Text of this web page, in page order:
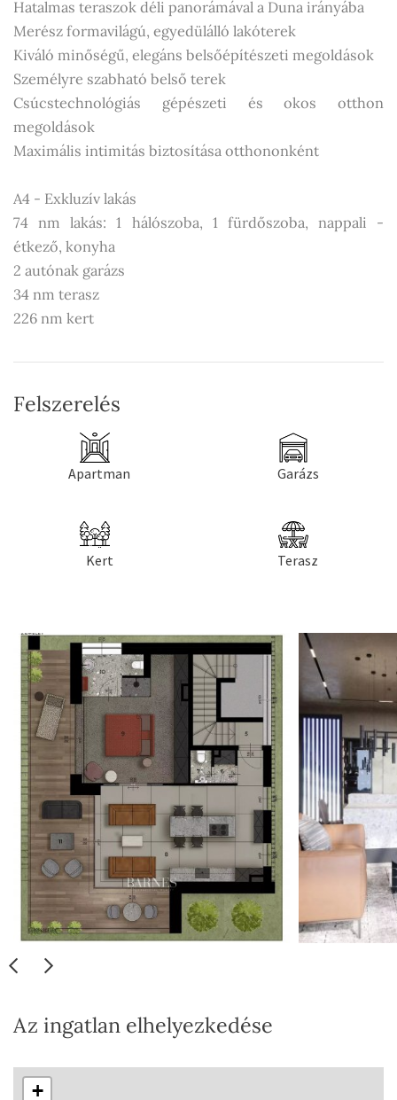
Hatalmas teraszok déli panorámával a Duna irányába
Merész formavilágú, egyedülálló lakóterek
Kiváló minőségű, elegáns belsőépítészeti megoldások
Személyre szabható belső terek
Csúcstechnológiás gépészeti és okos otthon
megoldások
Maximális intimitás biztosítása otthononként
A4 - Exkluzív lakás
74 nm lakás: 1 hálószoba, 1 fürdőszoba, nappali -
étkező, konyha
2 autónak garázs
34 nm terasz
226 nm kert
Felszerelés
Apartman Garázs
Kert Terasz
Az ingatlan elhelyezkedése
+